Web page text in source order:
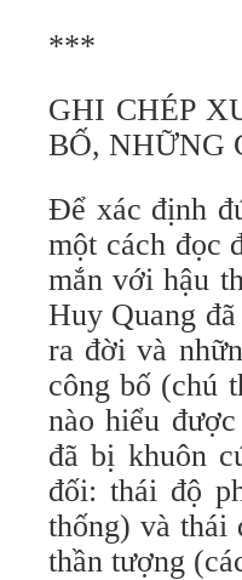
***
GHI CHÉP
BỐ, NHỮNG
Để xác định
một cách đọc
mắn với hậu
Huy Quang
ra đời và
công bố (chú
nào hiểu
đã bị khuôn
đối: thái độ
thống) và thái
thần tượng